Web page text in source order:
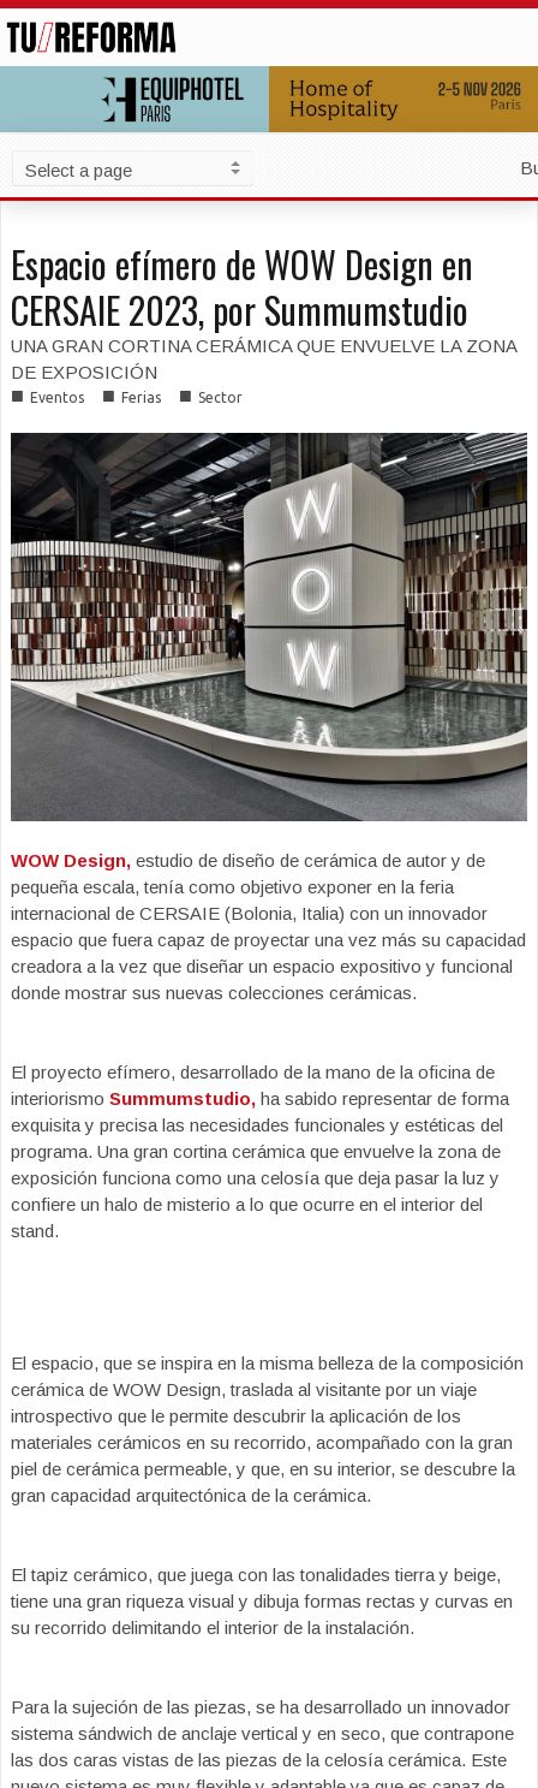
Espacio efímero de WOW Design en
CERSAIE 2023, por Summumstudio
UNA GRAN CORTINA CERÁMICA QUE ENVUELVE LA ZONA
DE EXPOSICIÓN
■ Eventos ■ Ferias ■ Sector
WOW Design, estudio de diseño de cerámica de autor y de
pequeña escala, tenía como objetivo exponer en la feria
internacional de CERSAIE (Bolonia, Italia) con un innovador
espacio que fuera capaz de proyectar una vez más su capacidad
creadora a la vez que diseñar un espacio expositivo y funcional
donde mostrar sus nuevas colecciones cerámicas.
El proyecto efímero, desarrollado de la mano de la oficina de
interiorismo Summumstudio, ha sabido representar de forma
exquisita y precisa las necesidades funcionales y estéticas del
programa. Una gran cortina cerámica que envuelve la zona de
exposición funciona como una celosía que deja pasar la luz y
confiere un halo de misterio a lo que ocurre en el interior del
stand.
El espacio, que se inspira en la misma belleza de la composición
cerámica de WOW Design, traslada al visitante por un viaje
introspectivo que le permite descubrir la aplicación de los
materiales cerámicos en su recorrido, acompañado con la gran
piel de cerámica permeable, y que, en su interior, se descubre la
gran capacidad arquitectónica de la cerámica.
El tapiz cerámico, que juega con las tonalidades tierra y beige,
tiene una gran riqueza visual y dibuja formas rectas y curvas en
su recorrido delimitando el interior de la instalación.
Para la sujeción de las piezas, se ha desarrollado un innovador
sistema sándwich de anclaje vertical y en seco, que contrapone
las dos caras vistas de las piezas de la celosía cerámica. Este